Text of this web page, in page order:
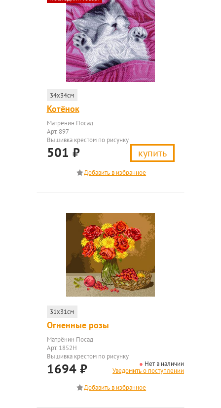
34x34см
Котёнок
Матрёнин Посад
Арт. 897
Вышивка крестом по рисунку
501 ₽ купить
31x31см
Огненные розы
Матрёнин Посад
Арт. 1852Н
Вышивка крестом по рисунку
1694 ₽
Нет в наличии
Уведомить о поступлении